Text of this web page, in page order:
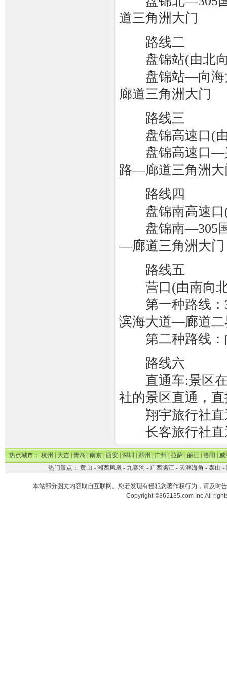
道三角洲大门
路线二
盘锦站(由北
盘锦站—向海
廊道三角洲大门
路线三
盘锦高速口(由
盘锦高速口—
路—廊道三角洲大
路线四
盘锦南高速口(
盘锦南—305国
—廊道三角洲大门
路线五
营口(由南向
第一种路线：
滨海大道—廊道二
第二种路线：
路线六
直通车:景区在
社的景区直通，
翔宇旅行社直
长客旅行社直
热点城市：杭州|大连|青岛|南京|西安|深圳|苏州|广州|拉萨|丽江|洛阳|威
热门景点： 黄山 - 湘西凤凰- 九寨沟 - 广西漓江- 天涯海角 - 泰山 -
本站部分图文内容取自互联网。您若发现有侵犯您著作权行为，请及时
Copyright ©365135.com Inc.All